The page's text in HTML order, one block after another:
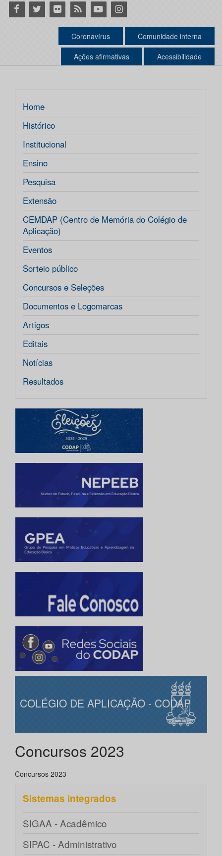
Facebook
Twitter Flickr RSS YoutubeInstagram
Coronavírus Comunidade interna
Ações afirmativas Acessibilidade
Home
Histórico
Institucional
Ensino
Pesquisa
Extensão
CEMDAP (Centro de Memória do Colégio de
Aplicação)
Eventos
Sorteio público
Concursos e Seleções
Documentos e Logomarcas
Artigos
Editais
Notícias
Resultados
COLÉGIO DE APLICAÇÃO - CODAP
Concursos 2023
Concursos 2023
Sistemas integrados
SIGAA - Acadêmico
SIPAC - Administrativo